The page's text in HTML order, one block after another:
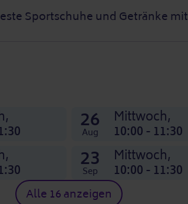
Sportschuhe und Getränke
26
Aug
Mittwoch,
10:00 - 11:30
23
Sep
Mittwoch,
10:00 - 11:30
Alle 16 anzeigen